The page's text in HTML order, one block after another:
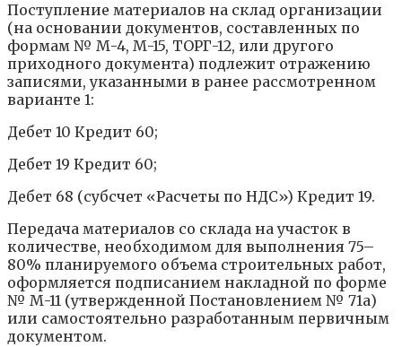
Поступление материалов на склад организации
(на основании документов, составленных по
формам № М-4, М-15, ТОРГ-12, или другого
приходного документа) подлежит отражению
записями, указанными в ранее рассмотренном
варианте 1:
Дебет 10 Кредит 60;
Дебет 19 Кредит 60;
Дебет 68 (субсчет «Расчеты по НДС») Кредит 19.
Передача материалов со склада на участок в
количестве, необходимом для выполнения 75–
80% планируемого объема строительных работ,
оформляется подписанием накладной по форме
№ М-11 (утвержденной Постановлением № 71а)
или самостоятельно разработанным первичным
документом.